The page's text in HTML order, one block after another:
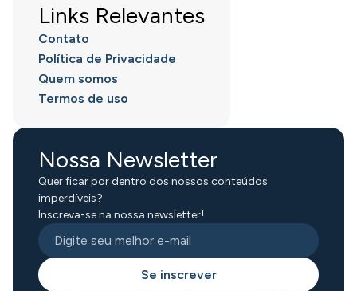
Links Relevantes
Contato
Política de Privacidade
Quem somos
Termos de uso
Nossa Newsletter
Quer ficar por dentro dos nossos conteúdos
imperdíveis?
Inscreva-se na nossa newsletter!
Se inscrever